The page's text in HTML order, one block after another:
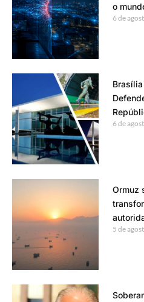
o
6 de
6 de
Ormuz
5 de